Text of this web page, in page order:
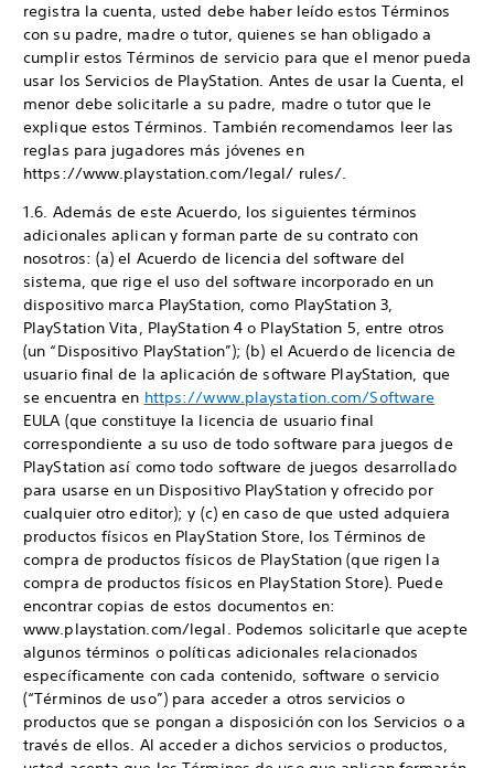
registra la cuenta, usted debe haber leído estos Términos
con su padre, madre o tutor, quienes se han obligado a
cumplir estos Términos de servicio para que el menor pueda
usar los Servicios de PlayStation. Antes de usar la Cuenta, el
menor debe solicitarle a su padre, madre o tutor que le
explique estos Términos. También recomendamos leer las
reglas para jugadores más jóvenes en
https://www.playstation.com/legal/ rules/.
1.6. Además de este Acuerdo, los siguientes términos
adicionales aplican y forman parte de su contrato con
nosotros: (a) el Acuerdo de licencia del software del
sistema, que rige el uso del software incorporado en un
dispositivo marca PlayStation, como PlayStation 3,
PlayStation Vita, PlayStation 4 o PlayStation 5, entre otros
(un “Dispositivo PlayStation”); (b) el Acuerdo de licencia de
usuario final de la aplicación de software PlayStation, que
se encuentra en https://www.playstation.com/Software
EULA (que constituye la licencia de usuario final
correspondiente a su uso de todo software para juegos de
PlayStation así como todo software de juegos desarrollado
para usarse en un Dispositivo PlayStation y ofrecido por
cualquier otro editor); y (c) en caso de que usted adquiera
productos físicos en PlayStation Store, los Términos de
compra de productos físicos de PlayStation (que rigen la
compra de productos físicos en PlayStation Store). Puede
encontrar copias de estos documentos en:
www.playstation.com/legal. Podemos solicitarle que acepte
algunos términos o políticas adicionales relacionados
específicamente con cada contenido, software o servicio
(“Términos de uso”) para acceder a otros servicios o
productos que se pongan a disposición con los Servicios o a
través de ellos. Al acceder a dichos servicios o productos,